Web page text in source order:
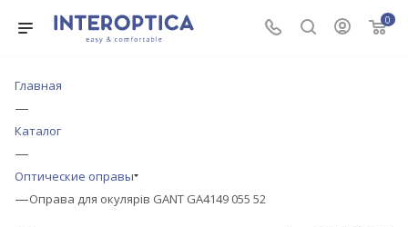
0
Главная
—
Каталог
—
Оптические оправы
—Оправа для окулярів GANT GA4149 055 52